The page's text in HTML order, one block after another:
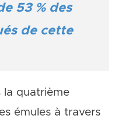
53 % des
de cette
la quatrième
émules à travers